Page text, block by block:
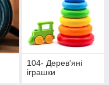
104- Дерев'яні
іграшки